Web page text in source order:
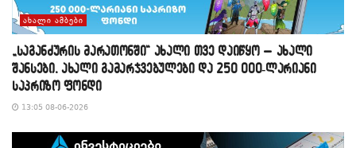
ᲐᲮᲐᲚᲘ ᲐᲛᲑᲔᲑᲘ
„საგანძურის მარათონში“ ახალი თვე დაიწყო – ახალი
შანსები, ახალი გამარჯვებულები და 250 000-ლარიანი
საპრიზო ფონდი
13:05 08-06-2026